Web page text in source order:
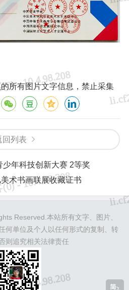
所有图片文字信息，禁止采集
回列表
少年科技创新大赛 2等奖
术书画联展收藏证书
Reserved.本站所有文字、图片、
何单位及个人以任何形式的复制、转
则追究相关法律责任